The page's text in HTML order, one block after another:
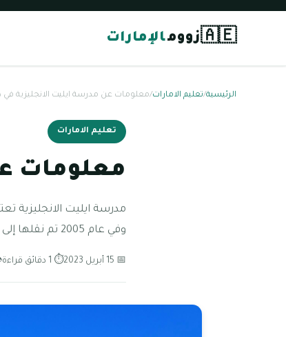
🇦🇪زوومالإمارات
الرئيسية/تعليم الامارات/معلومات عن مدرسة ايليت الانجليزية في
تعليم الامارات
معلومات
وفي عام 2005 تم نقلها إلى منطقة ديرة دبي. تقع
📅 15 أبريل 2023 ⏱ 1 دقائق قراءة 👁